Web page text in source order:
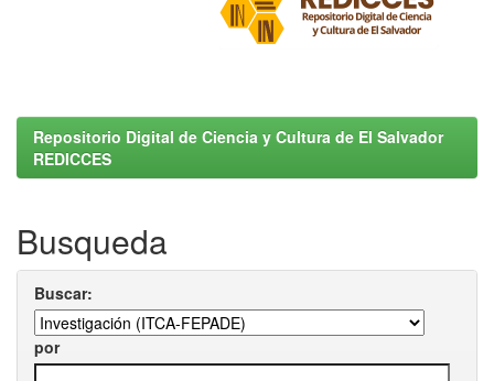
Repositorio Digital de Ciencia y Cultura de El Salvador
REDICCES
Busqueda
Buscar:
por